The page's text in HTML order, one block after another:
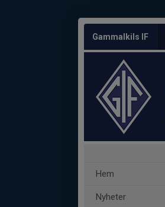
Gammalkils IF
Hem
Nyheter